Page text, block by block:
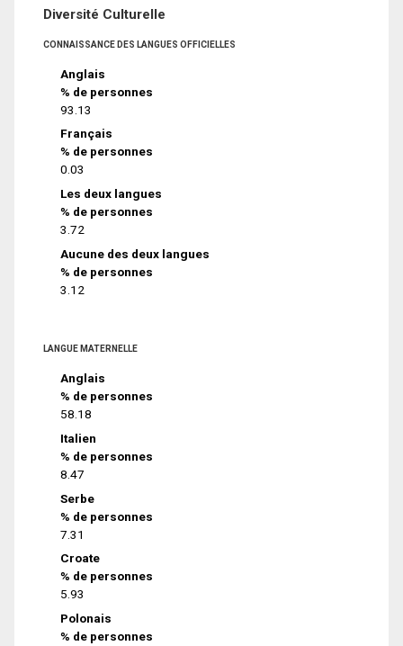
Diversité Culturelle
CONNAISSANCE DES LANGUES OFFICIELLES
Anglais
% de personnes
93.13
Français
% de personnes
0.03
Les deux langues
% de personnes
3.72
Aucune des deux langues
% de personnes
3.12
LANGUE MATERNELLE
Anglais
% de personnes
58.18
Italien
% de personnes
8.47
Serbe
% de personnes
7.31
Croate
% de personnes
5.93
Polonais
% de personnes